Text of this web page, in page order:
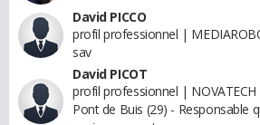
David PICCO
profil professionnel |
sav
David PICOT
profil professionnel | NOVATECH
Pont de Buis (29) - Responsable